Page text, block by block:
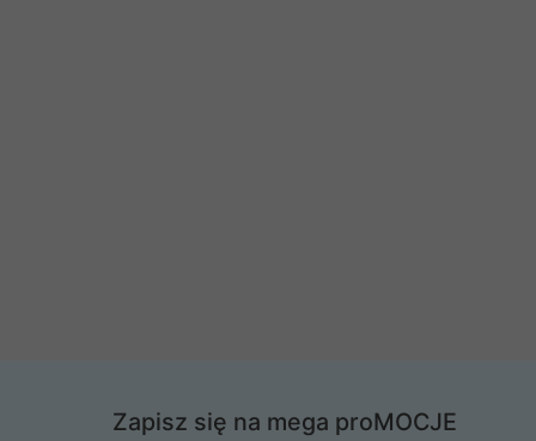
Zapisz się na mega proMOCJE